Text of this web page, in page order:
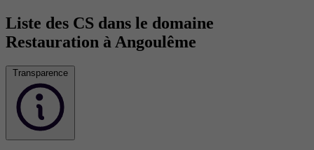
Liste des CS dans le domaine
Restauration à Angoulême
Transparence